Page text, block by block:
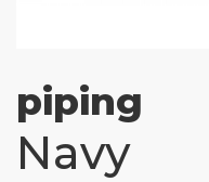
piping
Navy